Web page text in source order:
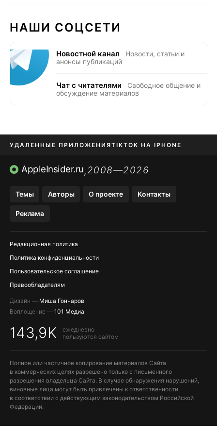
НАШИ СОЦСЕТИ
Новостной канал
Новости, статьи и
анонсы публикаций
Чат с читателями
Свободное общение и
обсуждение материалов
УДАЛЕННЫЕ ПРИЛОЖЕНИЯTIKTOK НА IPHONE
ПРИЛОЖЕНИЯ БЕЗ APP STORE
AppleInsider.ru,2008—2026
Темы Авторы О проекте Контакты
Реклама
Редакционная политика
Политика конфиденциальности
Пользовательское соглашение
Правообладателям
Дизайн — Миша Гончаров
Воплощение — 101 Медиа
143,9K
ежедневно
пользуются сайтом
Полное или частичное копирование материалов Сайта
в коммерческих целях разрешено только с письменного
разрешения владельца Сайта. В случае обнаружения нарушений,
виновные лица могут быть привлечены к ответственности
в соответствии с действующим законодательством Российской
Федерации.